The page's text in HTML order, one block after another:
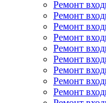
Ремонт
Ремонт
Ремонт
Ремонт
Ремонт
Ремонт
Ремонт
Ремонт
Ремонт